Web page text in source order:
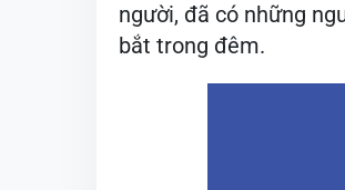
người, đã có những
bắt trong đêm.